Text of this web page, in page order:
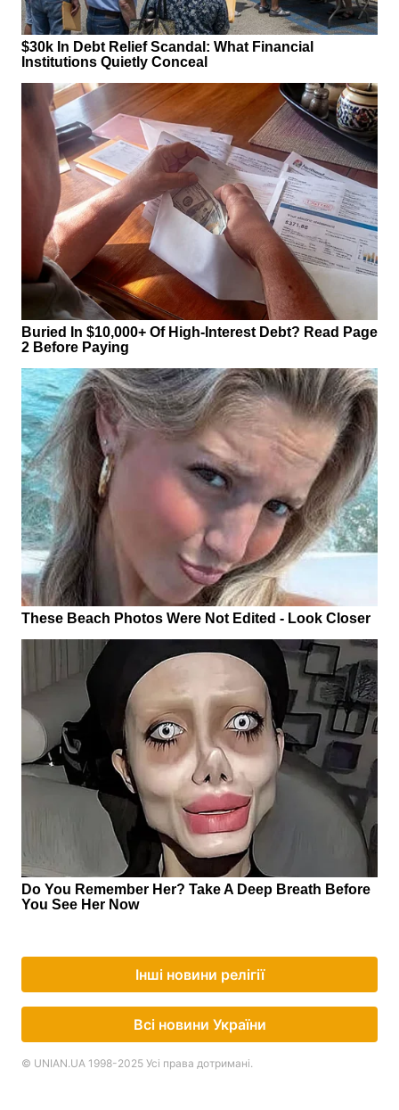
Інші новини релігії
Всі новини України
© UNIAN.UA 1998-2025 Усі права дотримані.